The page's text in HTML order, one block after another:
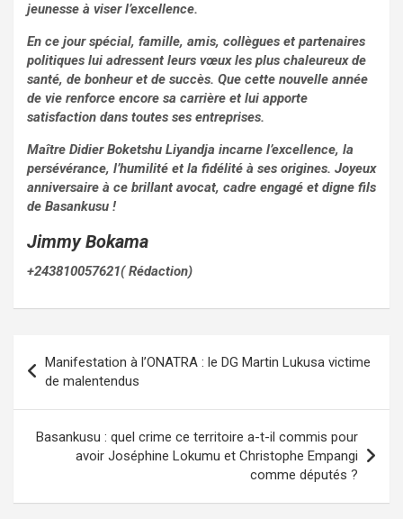
jeunesse à viser l’excellence.
En ce jour spécial, famille, amis, collègues et partenaires
politiques lui adressent leurs vœux les plus chaleureux de
santé, de bonheur et de succès. Que cette nouvelle année
de vie renforce encore sa carrière et lui apporte
satisfaction dans toutes ses entreprises.
Maître Didier Boketshu Liyandja incarne l’excellence, la
persévérance, l’humilité et la fidélité à ses origines. Joyeux
anniversaire à ce brillant avocat, cadre engagé et digne fils
de Basankusu !
Jimmy Bokama
+243810057621( Rédaction)
de
l’article
Manifestation à l’ONATRA : le DG Martin Lukusa victime
de malentendus
Basankusu : quel crime ce territoire a-t-il commis pour
avoir Joséphine Lokumu et Christophe Empangi
comme députés ?